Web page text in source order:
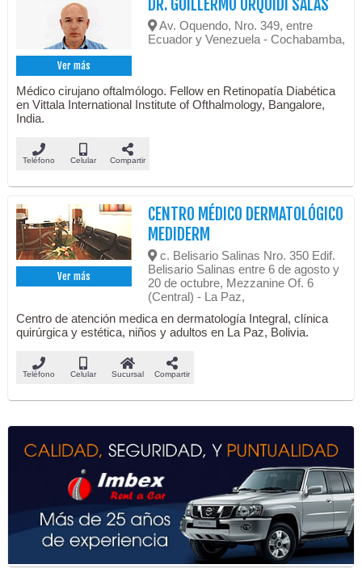
Ver más
DR. GUILLERMO URQUIDI SALAS
Av. Oquendo, Nro. 349, entre
Ecuador y Venezuela - Cochabamba,
Médico cirujano oftalmólogo. Fellow en Retinopatía Diabética
en Vittala International Institute of Ofthalmology, Bangalore,
India.
Teléfono Celular Compartir
Ver más
CENTRO MÉDICO DERMATOLÓGICO
MEDIDERM
c. Belisario Salinas Nro. 350 Edif.
Belisario Salinas entre 6 de agosto y
20 de octubre, Mezzanine Of. 6
(Central) - La Paz,
Centro de atención medica en dermatología Integral, clínica
quirúrgica y estética, niños y adultos en La Paz, Bolivia.
Teléfono Celular Sucursal Compartir